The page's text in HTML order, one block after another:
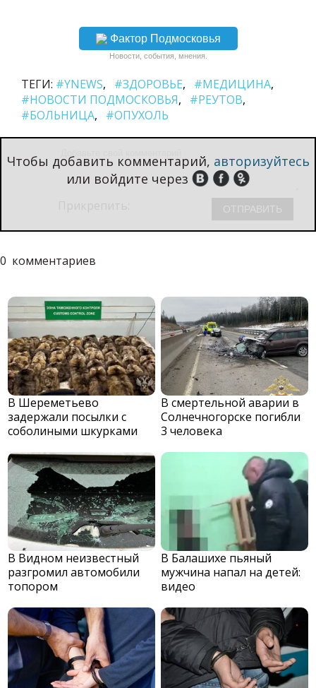
Фактор Подмосковья
Новости, события, мнения.
ТЕГИ: #YNEWS #ЗДОРОВЬЕ
#МЕДИЦИНА
#НОВОСТИ ПОДМОСКОВЬЯ
#РЕУТОВ
#БОЛЬНИЦА
#ОПУХОЛЬ
Чтобы добавить комментарий, авторизуйтесь
или войдите через
0 комментариев
В Шереметьево
задержали посылки с
соболиными шкурками
В смертельной аварии в
Солнечногорске погибли
3 человека
В Видном неизвестный
разгромил автомобили
топором
В Балашихе пьяный
мужчина напал на детей:
видео